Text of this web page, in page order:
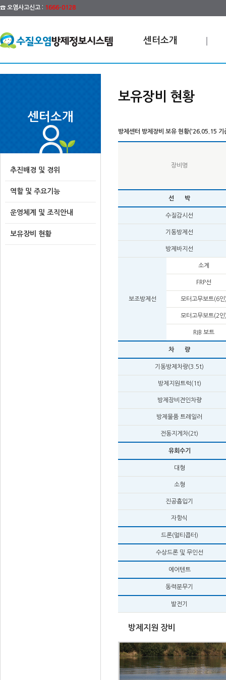
☎ 오염사고신고 : 1666-0128
센터소개
센터소개
추진배경 및 경위
역할 및 주요기능
운영체계 및 조직안내
보유장비 현황
보유장비 현황
방제센터 방제장비 보유 현황('26.05.15 기
장비명
선 박
수질감시선
기동방제선
방제바지선
보조방제선
소계
FRP선
모터고무보트(6인
모터고무보트(2인
RIB 보트
차 량
기동방제차량(3.5t)
방제지원트럭(1t)
방제장비견인차량
방제물품 트레일러
전동지게차(2t)
유회수기
대형
소형
진공흡입기
자항식
드론(멀티콥터)
수상드론 및 무인선
에어텐트
동력분무기
발전기
방제지원 장비